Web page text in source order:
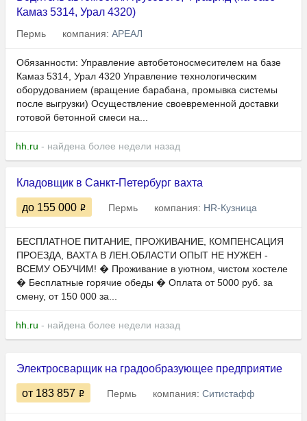
Камаз 5314, Урал 4320)
Пермь компания: АРЕАЛ
Обязанности: Управление автобетоносмесителем на базе
Камаз 5314, Урал 4320 Управление технологическим
оборудованием (вращение барабана, промывка системы
после выгрузки) Осуществление своевременной доставки
готовой бетонной смеси на...
hh.ru - найдена более недели назад
Кладовщик в Санкт-Петербург вахта
до 155 000 Пермь компания: HR-Кузница
БЕСПЛАТНОЕ ПИТАНИЕ, ПРОЖИВАНИЕ, КОМПЕНСАЦИЯ
ПРОЕЗДА, ВАХТА В ЛЕН.ОБЛАСТИ ОПЫТ НЕ НУЖЕН -
ВСЕМУ ОБУЧИМ! � Проживание в уютном, чистом хостеле
� Бесплатные горячие обеды � Оплата от 5000 руб. за
смену, от 150 000 за...
hh.ru - найдена более недели назад
Электросварщик на градообразующее предприятие
от 183 857 Пермь компания: Ситистафф